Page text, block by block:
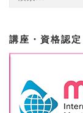
索:
講座・資格認定